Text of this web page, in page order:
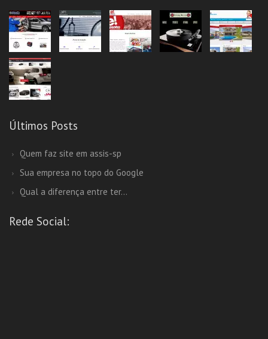
Últimos Posts
Quem faz site em assis-sp
Sua empresa no topo do Google
Qual a diferença entre ter...
Rede Social: